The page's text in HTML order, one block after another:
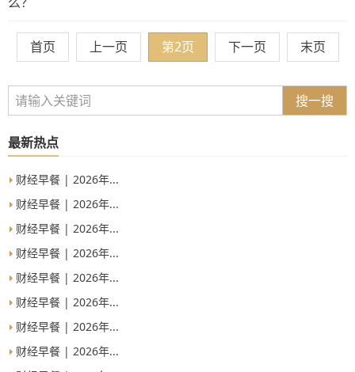
首页 上一页 第2页 下一页 末页
搜一搜
最新热点
财经早餐 | 2026年...
财经早餐 | 2026年...
财经早餐 | 2026年...
财经早餐 | 2026年...
财经早餐 | 2026年...
财经早餐 | 2026年...
财经早餐 | 2026年...
财经早餐 | 2026年...